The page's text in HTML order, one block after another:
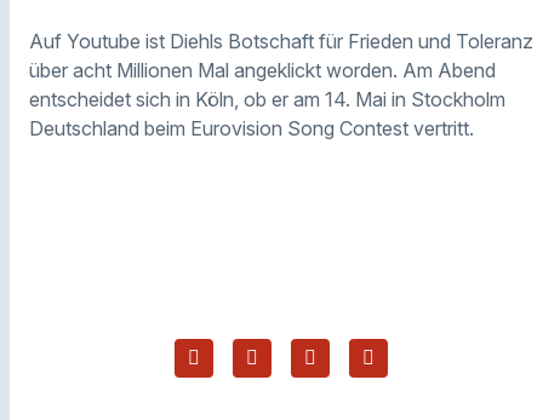
Auf Youtube ist Diehls Botschaft für Frieden und Toleranz
über acht Millionen Mal angeklickt worden. Am Abend
entscheidet sich in Köln, ob er am 14. Mai in Stockholm
Deutschland beim Eurovision Song Contest vertritt.